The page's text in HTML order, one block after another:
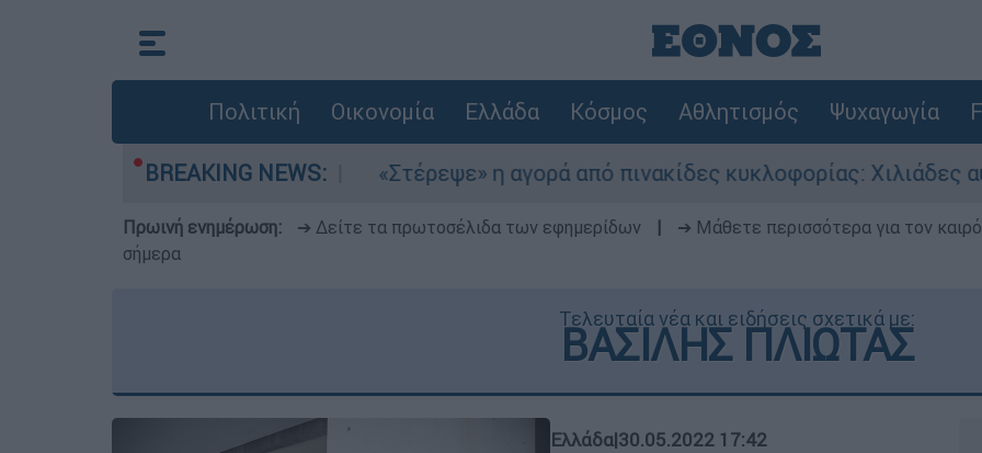
Πολιτική Οικονομία Ελλάδα Κόσμος Αθλητισμός Ψυχαγωγία
BREAKING NEWS:
στο Αιγαίο «Στέρεψε» η αγορά από πινακίδες κυκλοφορίας: Χιλιάδες αυτοκίνητα
Πρωινή ενημέρωση: ➔ Δείτε τα πρωτοσέλιδα των εφημερίδων ➔ Μάθετε περισσότερα για τον
σήμερα
Τελευταία νέα και ειδήσεις σχετικά με:
ΒΑΣΙΛΗΣ ΠΛΙΩΤΑΣ
Ελλάδα|30.05.2022 17:42